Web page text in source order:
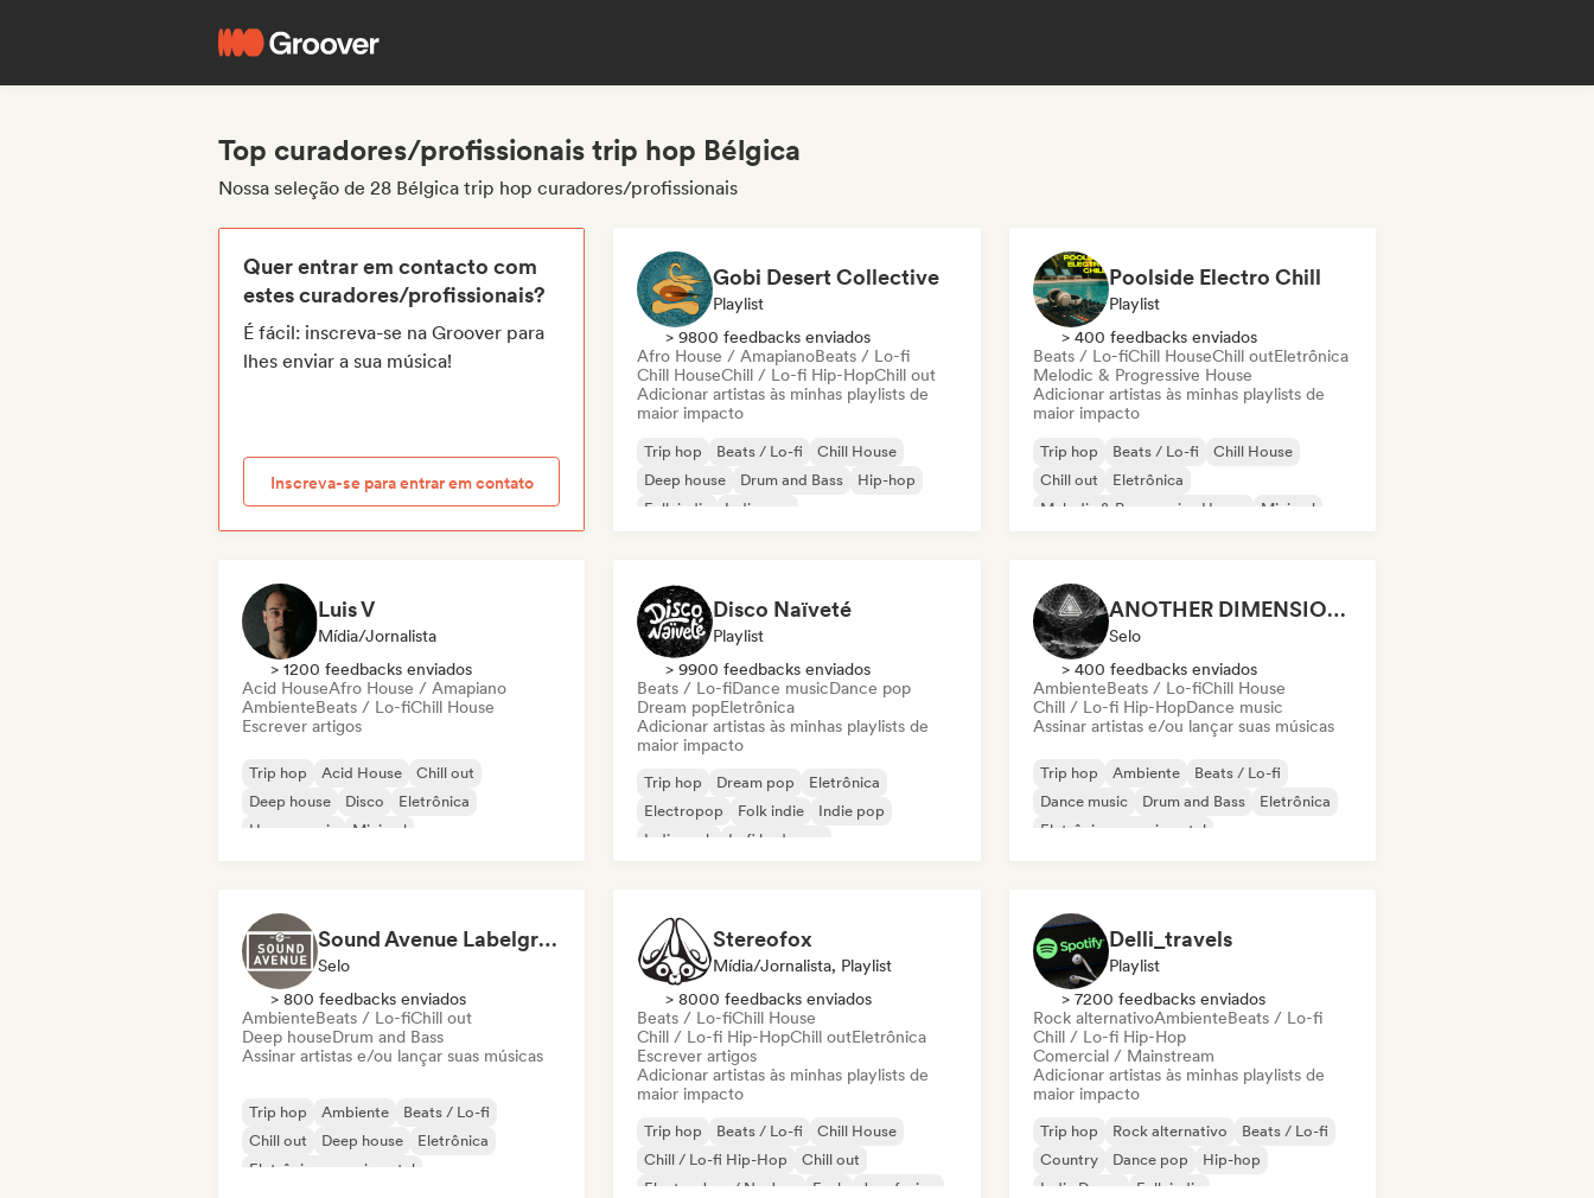
Top curadores/profissionais trip hop Bélgica
Nossa seleção de 28 Bélgica trip hop curadores/profissionais
Quer entrar em contacto com
estes curadores/profissionais?
É fácil: inscreva-se na Groover para
lhes enviar a sua música!
Inscreva-se para entrar em contato
Gobi Desert Collective
Playlist
> 9800 feedbacks enviados
Afro House / AmapianoBeats / Lo-fi
Chill HouseChill / Lo-fi Hip-HopChill out
Adicionar artistas às minhas playlists de
maior impacto
Trip hop Beats / Lo-fi
Chill House
Deep house
Drum and Bass
Hip-hop
Folk indie
Indie pop
Poolside Electro Chill
Playlist
> 400 feedbacks enviados
Beats / Lo-fiChill HouseChill outEletrônica
Melodic & Progressive House
Adicionar artistas às minhas playlists de
maior impacto
Trip hop Beats / Lo-fi
Chill House
Chill out
Eletrônica
Melodic & Progressive House
Minimal
Luis V
Mídia/Jornalista
> 1200 feedbacks enviados
Acid HouseAfro House / Amapiano
AmbienteBeats / Lo-fiChill House
Escrever artigos
Trip hop Acid House
Chill out
Deep house
Disco
Eletrônica
House music
Minimal
Disco Naïveté
Playlist
> 9900 feedbacks enviados
Beats / Lo-fiDance musicDance pop
Dream popEletrônica
Adicionar artistas às minhas playlists de
maior impacto
Trip hop Dream pop
Eletrônica
Electropop
Folk indie
Indie pop
Indie rock
Lofi bedroom
ANOTHER DIMENSION MUSIC
Selo
> 400 feedbacks enviados
AmbienteBeats / Lo-fiChill House
Chill / Lo-fi Hip-HopDance music
Assinar artistas e/ou lançar suas músicas
Trip hop Ambiente
Beats / Lo-fi
Dance music
Drum and Bass
Eletrônica
Eletrônica experimental
Sound Avenue Labelgroup
Selo
> 800 feedbacks enviados
AmbienteBeats / Lo-fiChill out
Deep houseDrum and Bass
Assinar artistas e/ou lançar suas músicas
Trip hop Ambiente
Beats / Lo-fi
Chill out
Deep house
Eletrônica
Eletrônica experimental
Stereofox
Mídia/Jornalista, Playlist
> 8000 feedbacks enviados
Beats / Lo-fiChill House
Chill / Lo-fi Hip-HopChill outEletrônica
Escrever artigos
Adicionar artistas às minhas playlists de
maior impacto
Trip hop Beats / Lo-fi
Chill House
Chill / Lo-fi Hip-Hop
Chill out
Electro Jazz / Nu Jazz
Funk Jazz fusion
Delli_travels
Playlist
> 7200 feedbacks enviados
Rock alternativoAmbienteBeats / Lo-fi
Chill / Lo-fi Hip-Hop
Comercial / Mainstream
Adicionar artistas às minhas playlists de
maior impacto
Trip hop Rock alternativo
Beats / Lo-fi
Country
Dance pop
Hip-hop
Indie Dance
Folk indie